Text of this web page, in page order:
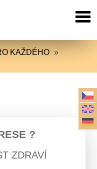
KAŽDÉHO »
?
ZDRAVÍ